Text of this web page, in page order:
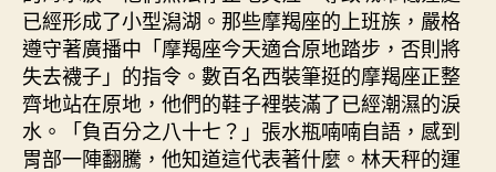
已經形成了小型潟湖。那些摩羯座的上班族，嚴格
遵守著廣播中「摩羯座今天適合原地踏步，否則將
失去襪子」的指令。數百名西裝筆挺的摩羯座正整
齊地站在原地，他們的鞋子裡裝滿了已經潮濕的淚
水。「負百分之八十七？」張水瓶喃喃自語，感到
胃部一陣翻騰，他知道這代表著什麼。林天秤的運